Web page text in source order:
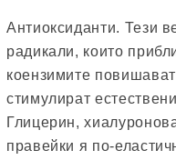
Антиоксиданти. Тези
радикали, които
коензимите
стимулират
Глицерин,
правейки я по-